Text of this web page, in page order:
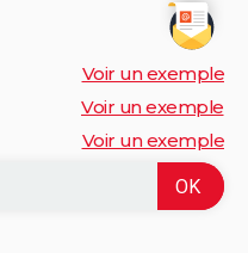
Voir un exemple
Voir un exemple
Voir un exemple